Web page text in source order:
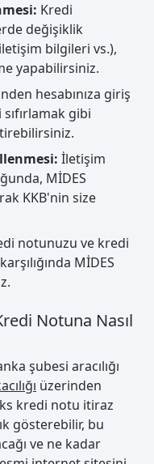
Kredi
değişiklik
bilgileri vs.),
yapabilirsiniz.
hesabınıza giriş
gibi
İletişim
MİDES
KKB'nin size
notunuzu ve kredi
MİDES
Notuna Nasıl
şubesi aracılığı
üzerinden
kredi notu itiraz
gösterebilir, bu
ve ne kadar